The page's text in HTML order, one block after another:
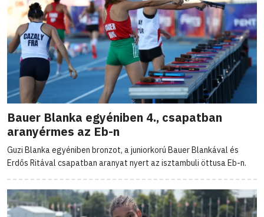
Bauer Blanka egyéniben 4., csapatban
aranyérmes az Eb-n
Guzi Blanka egyéniben bronzot, a juniorkorú Bauer Blankával és
Erdős Ritával csapatban aranyat nyert az isztambuli öttusa Eb-n.